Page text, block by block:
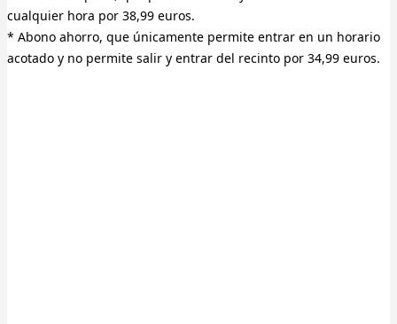
cualquier hora por 38,99 euros.
* Abono ahorro, que únicamente permite entrar en un horario
acotado y no permite salir y entrar del recinto por 34,99 euros.